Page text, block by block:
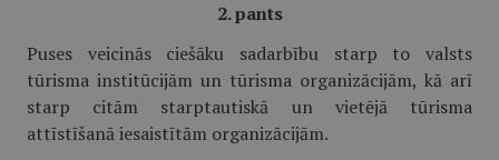
2. pants
Puses veicinās ciešāku sadarbību starp to valsts
tūrisma institūcijām un tūrisma organizācijām, kā arī
starp citām starptautiskā un vietējā tūrisma
attīstīšanā iesaistītām organizācijām.